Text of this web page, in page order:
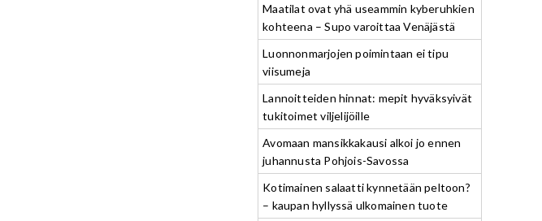
Maatilat ovat yhä useammin kyberuhkien
kohteena – Supo varoittaa Venäjästä
Luonnonmarjojen poimintaan ei tipu
viisumeja
Lannoitteiden hinnat: mepit hyväksyivät
tukitoimet viljelijöille
Avomaan mansikkakausi alkoi jo ennen
juhannusta Pohjois-Savossa
Kotimainen salaatti kynnetään peltoon?
– kaupan hyllyssä ulkomainen tuote